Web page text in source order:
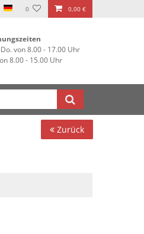
0 0,00 €
von 8.00 - 17.00 Uhr
8.00 - 15.00 Uhr
Zurück